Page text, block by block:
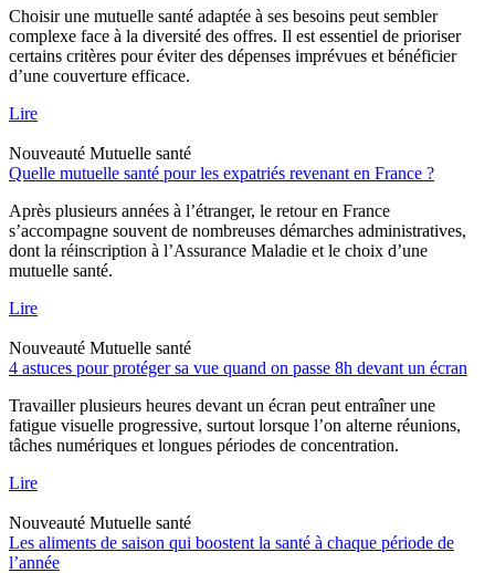
Choisir une mutuelle santé adaptée à ses besoins peut sembler
complexe face à la diversité des offres. Il est essentiel de prioriser
certains critères pour éviter des dépenses imprévues et bénéficier
d’une couverture efficace.
Lire
Nouveauté Mutuelle santé
Quelle mutuelle santé pour les expatriés revenant en France ?
Après plusieurs années à l’étranger, le retour en France
s’accompagne souvent de nombreuses démarches administratives,
dont la réinscription à l’Assurance Maladie et le choix d’une
mutuelle santé.
Lire
Nouveauté Mutuelle santé
4 astuces pour protéger sa vue quand on passe 8h devant un écran
Travailler plusieurs heures devant un écran peut entraîner une
fatigue visuelle progressive, surtout lorsque l’on alterne réunions,
tâches numériques et longues périodes de concentration.
Lire
Nouveauté Mutuelle santé
Les aliments de saison qui boostent la santé à chaque période de
l’année